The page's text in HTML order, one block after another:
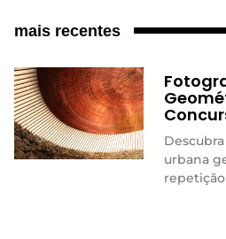
mais recentes
urbana